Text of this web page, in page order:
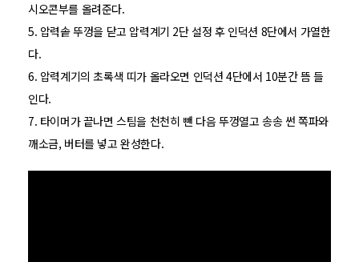
시오콘부를 올려준다.
5. 압력솥 뚜껑을 닫고 압력계기 2단 설정 후 인덕션 8단에서 가열한
다.
6. 압력계기의 초록색 띠가 올라오면 인덕션 4단에서 10분간 뜸 들
인다.
7. 타이머가 끝나면 스팀을 천천히 뺀 다음 뚜껑열고 송송 썬 쪽파와
깨소금, 버터를 넣고 완성한다.